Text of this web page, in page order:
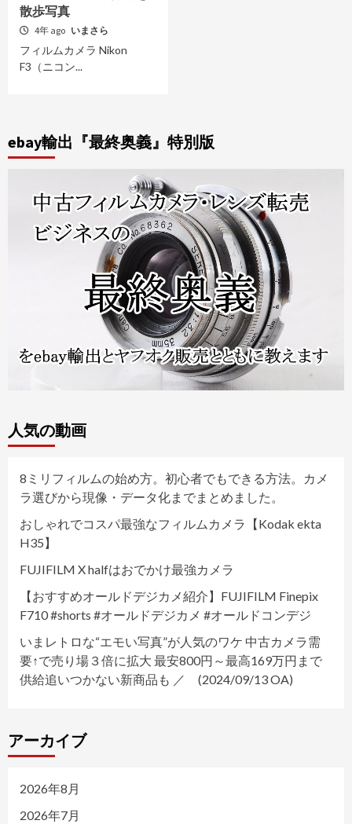
散歩写真
4年 ago いまさら
フィルムカメラ Nikon
F3（ニコン...
ebay輸出『最終奥義』特別版
人気の動画
8ミリフィルムの始め方。初心者でもできる方法。カメ
ラ選びから現像・データ化までまとめました。
おしゃれでコスパ最強なフィルムカメラ【Kodak ekta
H35】
FUJIFILM X halfはおでかけ最強カメラ
【おすすめオールドデジカメ紹介】FUJIFILM Finepix
F710 #shorts #オールドデジカメ #オールドコンデジ
いまレトロな“エモい写真”が人気のワケ 中古カメラ需
要↑で売り場３倍に拡大 最安800円～最高169万円まで
供給追いつかない新商品も ／ (2024/09/13 OA)
アーカイブ
2026年8月
2026年7月